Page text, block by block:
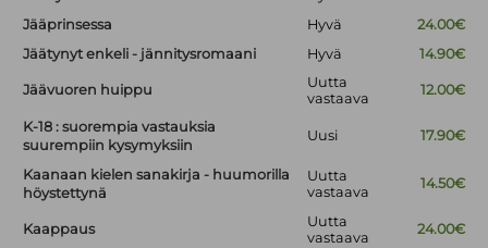
Jääprinsessa
Hyvä
24.00€
Jäätynyt enkeli - jännitysromaani
Hyvä 14.90€
Jäävuoren huippu
Uutta
vastaava
12.00€
K-18 : suorempia vastauksia
suurempiin kysymyksiin
Uusi 17.90€
Kaanaan kielen sanakirja - huumorilla
höystettynä
Uutta
vastaava
14.50€
Kaappaus
Uutta
vastaava
24.00€